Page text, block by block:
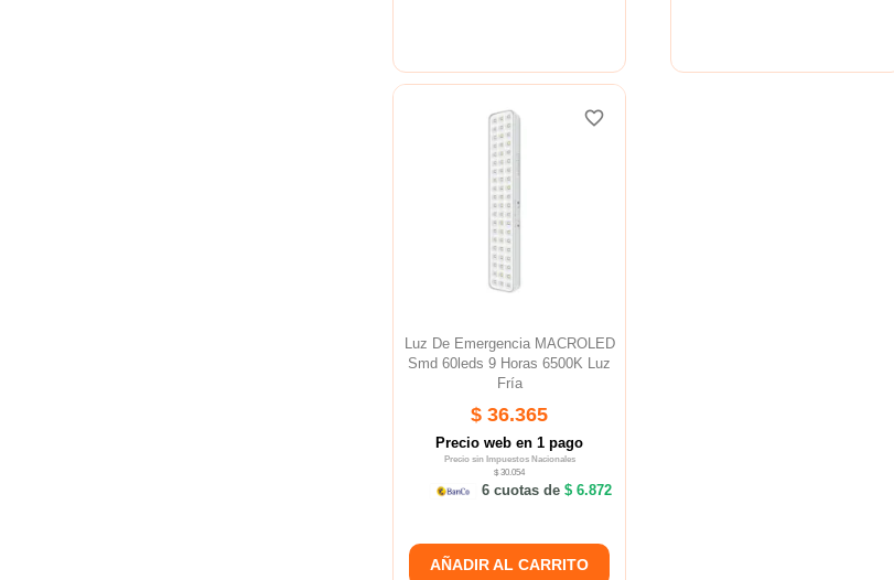
Luz De Emergencia MACROLED
Smd 60leds 9 Horas 6500K Luz
Fría
$ 36.365
Precio web en 1 pago
Precio sin Impuestos Nacionales
$ 30.054
6 cuotas de$ 6.872
AÑADIR AL CARRITO
favorite_border
favorite_border